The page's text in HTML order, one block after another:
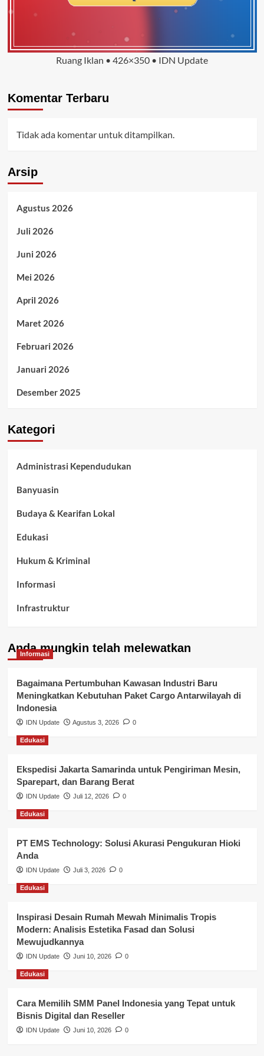
Ruang Iklan • 426×350 • IDN Update
Komentar Terbaru
Tidak ada komentar untuk ditampilkan.
Arsip
Agustus 2026
Juli 2026
Juni 2026
Mei 2026
April 2026
Maret 2026
Februari 2026
Januari 2026
Desember 2025
Kategori
Administrasi Kependudukan
Banyuasin
Budaya & Kearifan Lokal
Edukasi
Hukum & Kriminal
Informasi
Infrastruktur
Kepegawaian & ASN Banyuasin
Kesehatan
Keuangan
Lalu Lintas
Layanan Publik Kabupaten Banyuasin
Nasional
Pemerintahan
Pendidikan
Perbankan & Keuangan
Perpajakan & Keuangan
Profil Wilayah Banyuasin
Sosial & Budaya
Sosial & Kesejahteraan
Anda mungkin telah melewatkan
Informasi
Bagaimana Pertumbuhan Kawasan Industri Baru
Meningkatkan Kebutuhan Paket Cargo Antarwilayah di
Indonesia
IDN Update Agustus 3, 2026 0
Edukasi
Ekspedisi Jakarta Samarinda untuk Pengiriman Mesin,
Sparepart, dan Barang Berat
IDN Update Juli 12, 2026 0
Edukasi
PT EMS Technology: Solusi Akurasi Pengukuran Hioki
Anda
IDN Update Juli 3, 2026 0
Edukasi
Inspirasi Desain Rumah Mewah Minimalis Tropis
Modern: Analisis Estetika Fasad dan Solusi
Mewujudkannya
IDN Update Juni 10, 2026 0
Edukasi
Cara Memilih SMM Panel Indonesia yang Tepat untuk
Bisnis Digital dan Reseller
IDN Update Juni 10, 2026 0